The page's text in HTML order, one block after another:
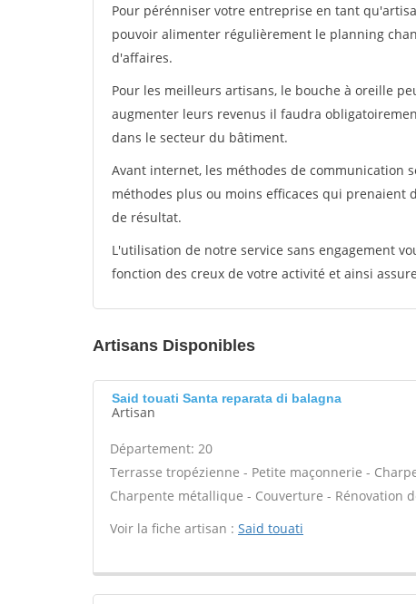
Pour pérénniser votre entreprise en tant
pouvoir alimenter régulièrement le planning
d'affaires.
Pour les meilleurs artisans, le bouche à oreille
augmenter leurs revenus il faudra
dans le secteur du bâtiment.
Avant internet, les méthodes de communication
méthodes plus ou moins efficaces qui
de résultat.
L'utilisation de notre service sans engagement
fonction des creux de votre activité et ainsi
Artisans Disponibles
Said touati Santa reparata di balagna
Artisan
Département: 20
Terrasse tropézienne - Petite maçonnerie -
Charpente métallique - Couverture - Rénovation
Voir la fiche artisan : Said touati